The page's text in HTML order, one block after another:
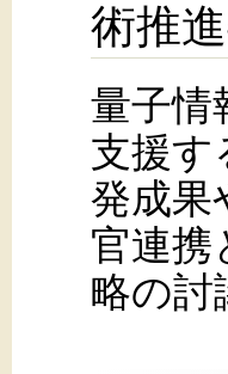
術推
量子情
支援す
発成果
官連携
略の討